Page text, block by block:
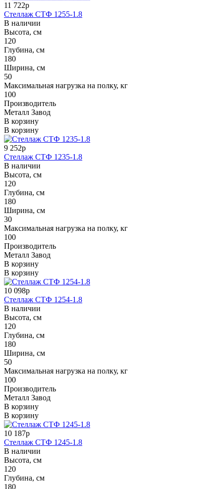
11 722р
Стеллаж СТФ 1255-1.8
В наличии
Высота, см
120
Глубина, см
180
Ширина, см
50
Максимальная нагрузка на полку, кг
100
Производитель
Металл Завод
В корзину
В корзину
9 252р
Стеллаж СТФ 1235-1.8
В наличии
Высота, см
120
Глубина, см
180
Ширина, см
30
Максимальная нагрузка на полку, кг
100
Производитель
Металл Завод
В корзину
В корзину
10 098р
Стеллаж СТФ 1254-1.8
В наличии
Высота, см
120
Глубина, см
180
Ширина, см
50
Максимальная нагрузка на полку, кг
100
Производитель
Металл Завод
В корзину
В корзину
10 187р
Стеллаж СТФ 1245-1.8
В наличии
Высота, см
120
Глубина, см
180